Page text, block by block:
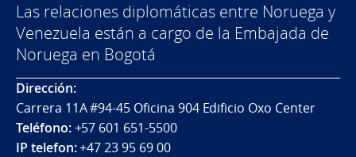
Las relaciones diplomáticas entre Noruega y
Venezuela están a cargo de la Embajada de
Noruega en Bogotá
Dirección:
Carrera 11A #94-45 Oficina 904 Edificio Oxo Center
Teléfono:+57 601 651-5500
IP telefon:+47 23 95 69 00